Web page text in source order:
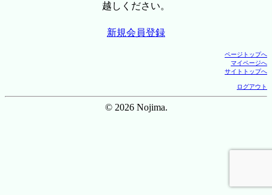
越しください。
新規会員登録
ページトップへ
マイページへ
サイトトップへ
ログアウト
© 2026 Nojima.